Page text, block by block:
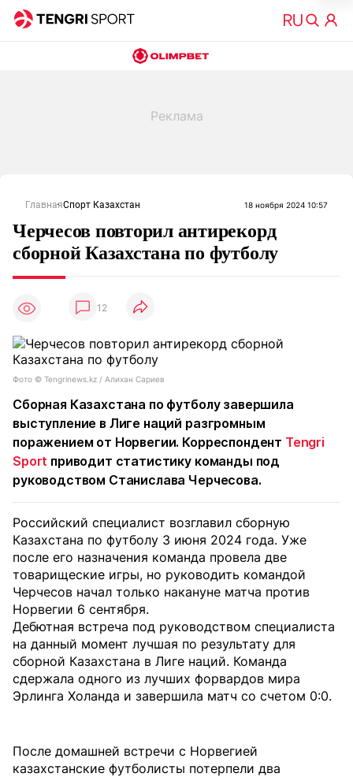
ГлавнаяСпорт Казахстан 18 ноября 2024 10:57
Черчесов повторил антирекорд
сборной Казахстана по футболу
12
Фото ©️ Tengrinews.kz / Алихан Сариев
Сборная Казахстана по футболу завершила
выступление в Лиге наций разгромным
поражением от Норвегии. Корреспондент Tengri
Sport приводит статистику команды под
руководством Станислава Черчесова.
Российский специалист возглавил сборную
Казахстана по футболу 3 июня 2024 года. Уже
после его назначения команда провела две
товарищеские игры, но руководить командой
Черчесов начал только накануне матча против
Норвегии 6 сентября.
Дебютная встреча под руководством специалиста
на данный момент лучшая по результату для
сборной Казахстана в Лиге наций. Команда
сдержала одного из лучших форвардов мира
Эрлинга Холанда и завершила матч со счетом 0:0.
После домашней встречи с Норвегией
казахстанские футболисты потерпели два